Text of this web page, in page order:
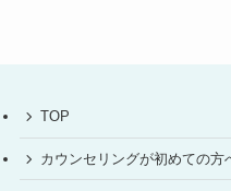
TOP
カウンセリングが初めての方